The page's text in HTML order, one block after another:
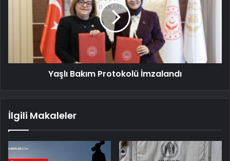
Yaşlı Bakım Protokolü İmzalandı
İlgili Makaleler